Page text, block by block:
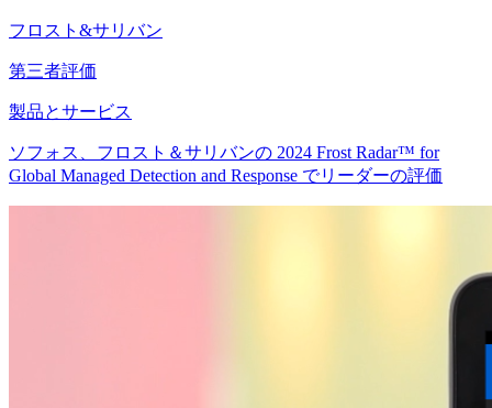
フロスト&サリバン
第三者評価
製品とサービス
ソフォス、フロスト＆サリバンの 2024 Frost Radar™ for
Global Managed Detection and Response でリーダーの評価